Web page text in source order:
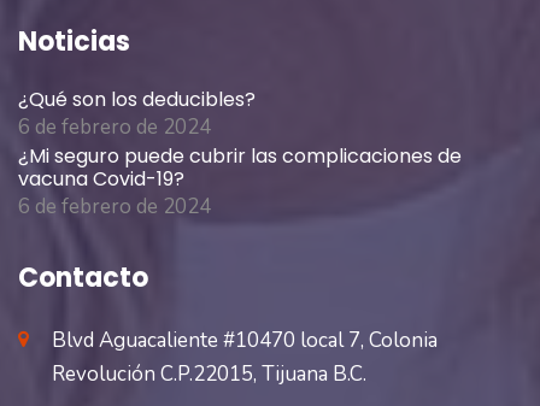
Noticias
¿Qué son los deducibles?
6 de febrero de 2024
¿Mi seguro puede cubrir las complicaciones de
vacuna Covid-19?
6 de febrero de 2024
Contacto
Blvd Aguacaliente #10470 local 7, Colonia
Revolución C.P.22015, Tijuana B.C.